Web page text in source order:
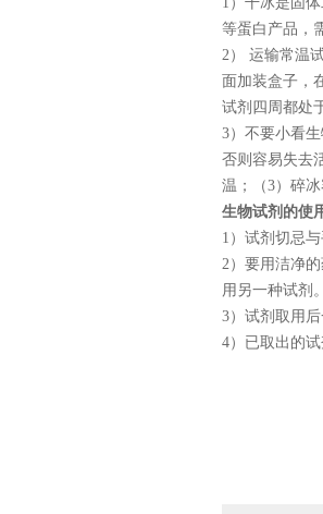
等蛋白产品，
2） 运输常温
面加装盒子，
试剂四周都处
3）不要小看
否则容易失去
温；（3）碎
生物试剂的使
1 ）试剂切忌
2）要用洁净
用另一种试剂
3）试剂取用
4）已取出的